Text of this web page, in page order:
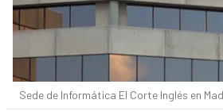
Sede de Informática El Corte Inglés en